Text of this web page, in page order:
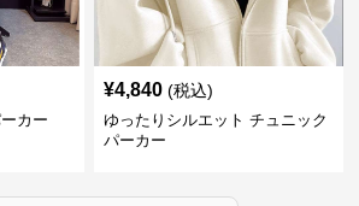
カー
¥4,840 (税込)
ゆったりシルエット チュニック
パーカー